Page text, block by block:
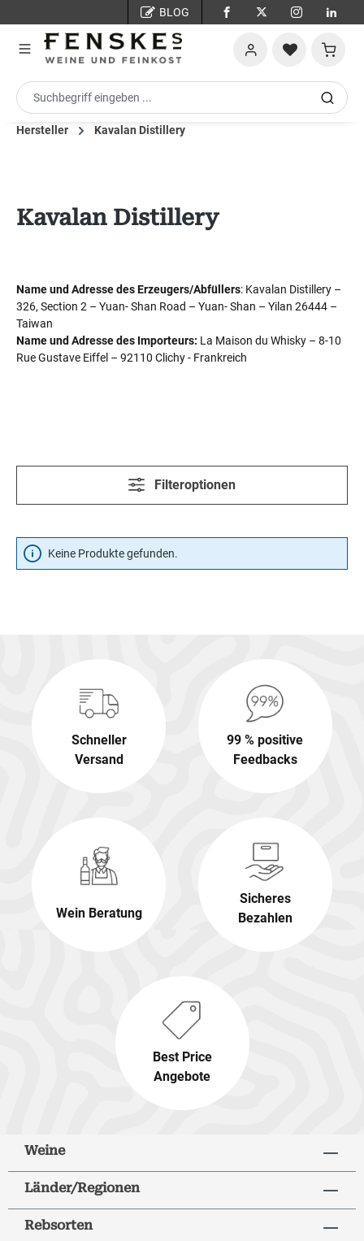
BLOG
Hersteller Kavalan Distillery
Kavalan Distillery
Name und Adresse des Erzeugers/Abfüllers: Kavalan Distillery –
326, Section 2 – Yuan- Shan Road – Yuan- Shan – Yilan 26444 –
Taiwan
Name und Adresse des Importeurs: La Maison du Whisky – 8-10
Rue Gustave Eiffel – 92110 Clichy - Frankreich
Filteroptionen
Keine Produkte gefunden.
Schneller
Versand
99 % positive
Feedbacks
Wein Beratung
Sicheres
Bezahlen
Best Price
Angebote
Weine
Länder/Regionen
Rebsorten